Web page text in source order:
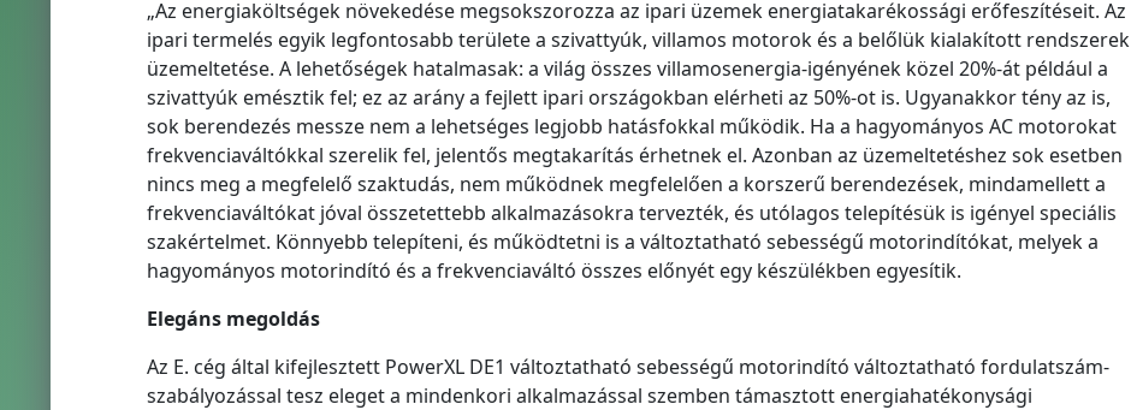
„Az energiaköltségek növekedése megsokszorozza az ipari üzemek energiatakarékossági erőfeszítéseit. Az
ipari termelés egyik legfontosabb területe a szivattyúk, villamos motorok és a belőlük kialakított rendszerek
üzemeltetése. A lehetőségek hatalmasak: a világ összes villamosenergia-igényének közel 20%-át például a
szivattyúk emésztik fel; ez az arány a fejlett ipari országokban elérheti az 50%-ot is. Ugyanakkor tény az is,
sok berendezés messze nem a lehetséges legjobb hatásfokkal működik. Ha a hagyományos AC motorokat
frekvenciaváltókkal szerelik fel, jelentős megtakarítás érhetnek el. Azonban az üzemeltetéshez sok esetben
nincs meg a megfelelő szaktudás, nem működnek megfelelően a korszerű berendezések, mindamellett a
frekvenciaváltókat jóval összetettebb alkalmazásokra tervezték, és utólagos telepítésük is igényel speciális
szakértelmet. Könnyebb telepíteni, és működtetni is a változtatható sebességű motorindítókat, melyek a
hagyományos motorindító és a frekvenciaváltó összes előnyét egy készülékben egyesítik.
Elegáns megoldás
Az E. cég által kifejlesztett PowerXL DE1 változtatható sebességű motorindító változtatható fordulatszám-
szabályozással tesz eleget a mindenkori alkalmazással szemben támasztott energiahatékonysági